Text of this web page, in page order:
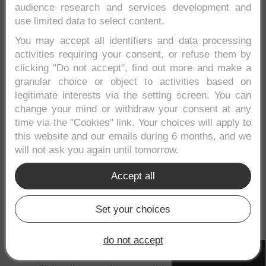
cuenta cuando visitas un destino caribeño
como San Andrés.
Aunque la influencia de la comida rápida es
evidente en la isla, no te preocupes, también
vas a poder encontrar buenos platos de
pescado y marisco fresco, frutas tropicales y
exóticos guisos de gusto criollo.
Vamos con algunos de los platos más
recomendables de la isla.
l plato más popular de la isla de
audience research and services development and
use limited data to select content.
You may accept all identifiers and data processing
activities requiring your consent, or refuse them by
clicking "Do not accept", find out more and make a
granular choice or object to activities based on
legitimate interests via the setting screen. You can
change your mind or withdraw your consent at any
time via the "Cookies" link. Your choices will apply to
this website and our emails during 6 months, and we
will not ask you again until tomorrow.
Accept all
Set your choices
do not accept